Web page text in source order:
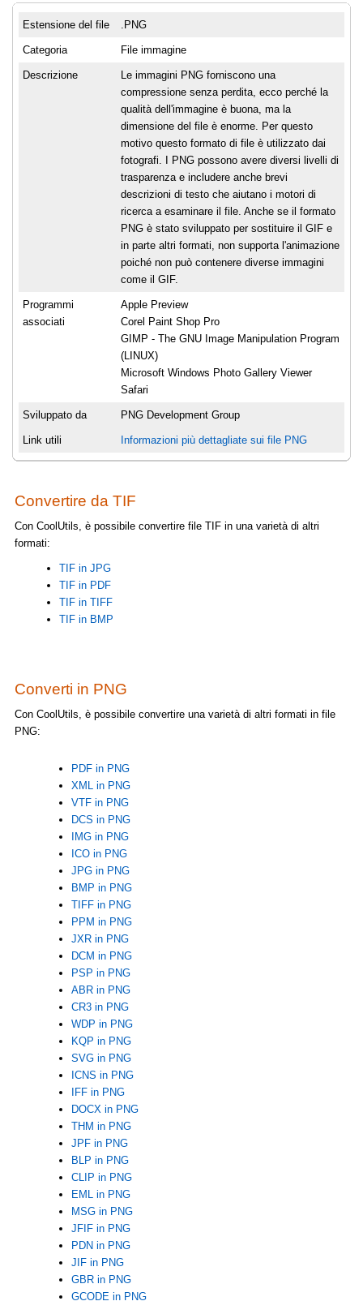
Estensione del file .PNG
Categoria File immagine
Descrizione
Le immagini PNG forniscono una
compressione senza perdita, ecco perché la
qualità dell'immagine è buona, ma la
dimensione del file è enorme. Per questo
motivo questo formato di file è utilizzato dai
fotografi. I PNG possono avere diversi livelli di
trasparenza e includere anche brevi
descrizioni di testo che aiutano i motori di
ricerca a esaminare il file. Anche se il formato
PNG è stato sviluppato per sostituire il GIF e
in parte altri formati, non supporta l'animazione
poiché non può contenere diverse immagini
come il GIF.
Programmi
associati
Apple Preview
Corel Paint Shop Pro
GIMP - The GNU Image Manipulation Program
(LINUX)
Microsoft Windows Photo Gallery Viewer
Safari
Sviluppato da PNG Development Group
Link utili Informazioni più dettagliate sui file PNG
Convertire da TIF
Con CoolUtils, è possibile convertire file TIF in una varietà di altri
formati:
TIF in JPG
TIF in PDF
TIF in TIFF
TIF in BMP
Converti in PNG
Con CoolUtils, è possibile convertire una varietà di altri formati in file
PNG:
PDF in PNG
XML in PNG
VTF in PNG
DCS in PNG
IMG in PNG
ICO in PNG
JPG in PNG
BMP in PNG
TIFF in PNG
PPM in PNG
JXR in PNG
DCM in PNG
PSP in PNG
ABR in PNG
CR3 in PNG
WDP in PNG
KQP in PNG
SVG in PNG
ICNS in PNG
IFF in PNG
DOCX in PNG
THM in PNG
JPF in PNG
BLP in PNG
CLIP in PNG
EML in PNG
MSG in PNG
JFIF in PNG
PDN in PNG
JIF in PNG
GBR in PNG
GCODE in PNG